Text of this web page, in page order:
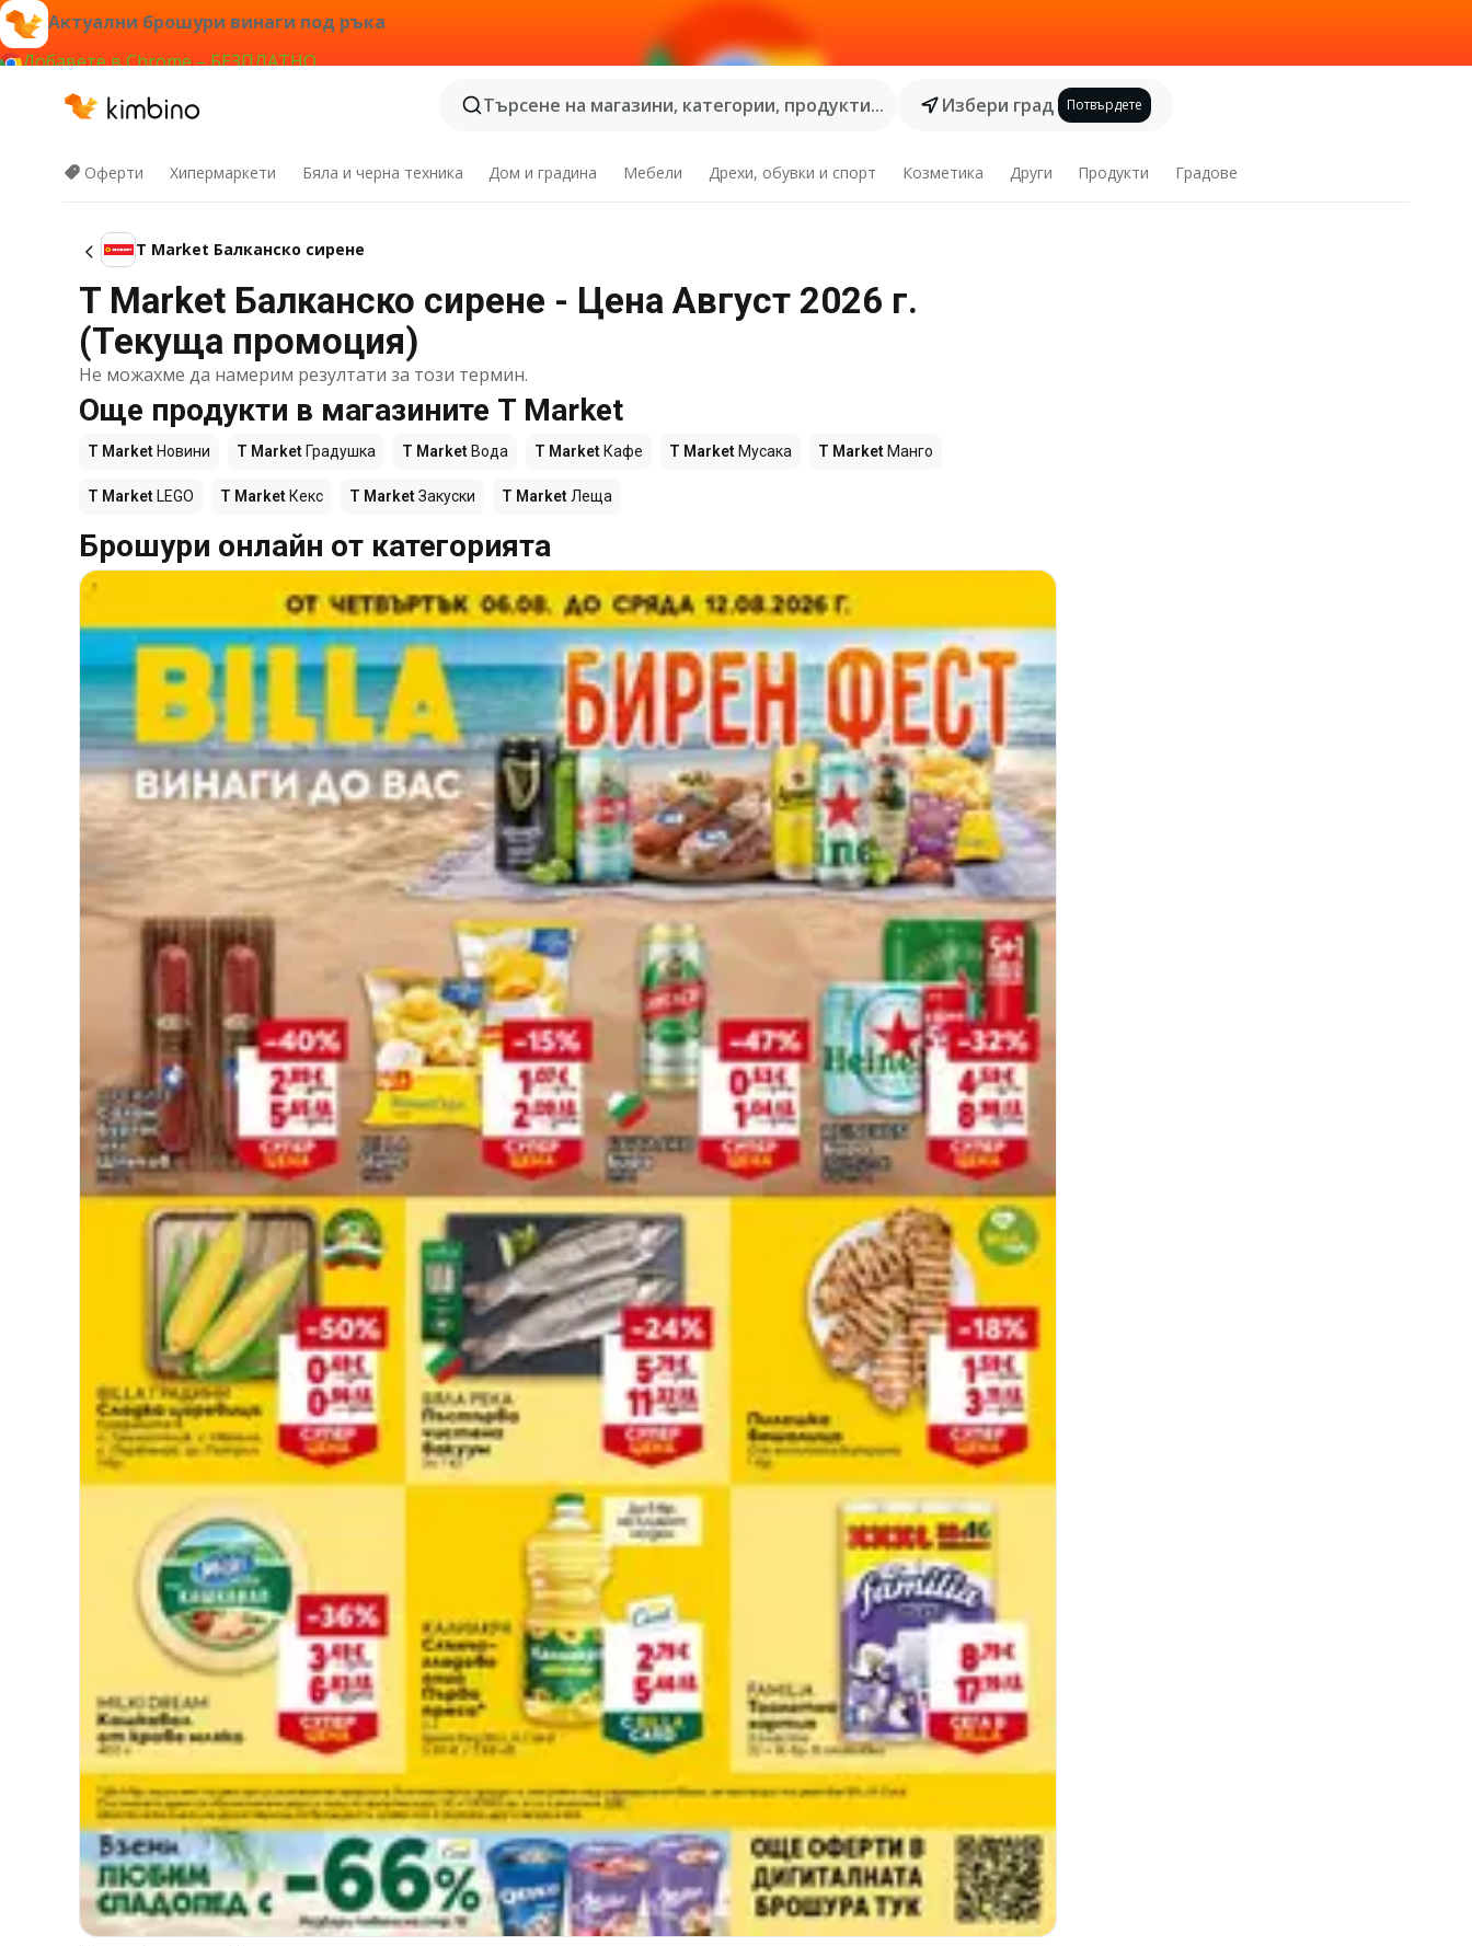
Актуални брошури винаги под ръка
Добавете в Chrome – БЕЗПЛАТНО
Търсене на магазини, категории, продукти...
Избери град Потвърдете
Оферти Хипермаркети Бяла и черна техника Дом и градина Мебели Дрехи, обувки и спорт Козметика Други Продукти Градове
T Market Балканско сирене
T Market Балканско сирене - Цена Август 2026 г.
(Текуща промоция)
Не можахме да намерим резултати за този термин.
Още продукти в магазините T Market
T Market Новини T Market Градушка T Market Вода T Market Кафе T Market Мусака T Market Манго
T Market LEGO T Market Кекс T MarketЗакуски T Market Леща
Брошури онлайн от категорията